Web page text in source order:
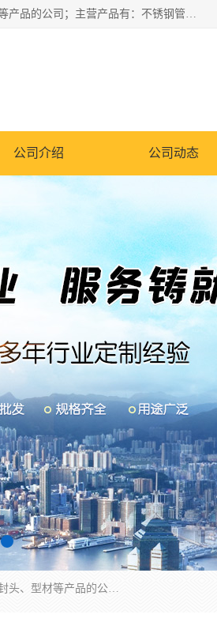
山东华钰金属材料有限公司是一家经营各种不锈钢管材、板材、圆钢、法兰、封头、型材等产品的公司；主营产品有：不锈钢管，激光切割，管件标准件，不锈钢圆钢，不锈钢人孔，不锈钢亮管，不锈钢角钢，不锈钢加工，不锈钢管子，不锈钢工业方管，不锈钢封头，不锈钢法兰，不锈钢阀门，不锈钢槽钢，不锈钢扁钢，不锈钢板等；可为客户制作各种规格的型材及不锈钢配件、非标准件及各种容器具等，能满足客户的不同采购要求。
公司介绍 公司动态
山东华钰金属材料有限公司是一家经营各种不锈钢管材、板材、圆钢、法兰、封头、型材等产品的公司；主营产品有：不锈钢管，激光切割，管件标准件，不锈钢圆钢，不锈钢人孔，不锈钢亮管，不锈钢角钢，不锈钢加工，不锈钢管子，不锈钢工业方管，不锈钢封头，不锈钢法兰，不锈钢阀门，不锈钢槽钢，不锈钢扁钢，不锈钢板等；可为客户制作各种规格的型材及不锈钢配件、非标准件及各种容器具等，能满足客户的不同采购要求。